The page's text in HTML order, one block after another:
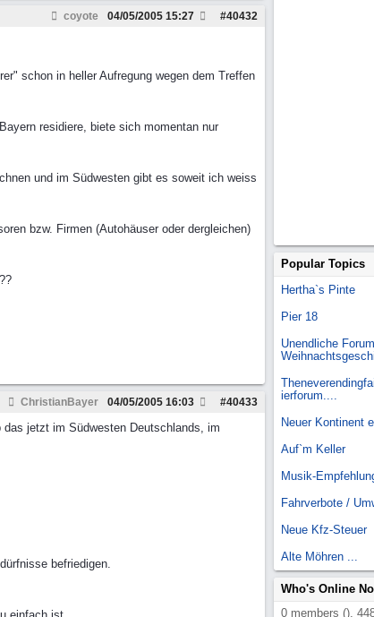
coyote #40432
04/05/2005 15:27
schon in heller Aufregung wegen dem Treffen
residiere, biete sich momentan nur
und im Südwesten gibt es soweit ich weiss
bzw. Firmen (Autohäuser oder dergleichen)
ChristianBayer #40433
04/05/2005 16:03
jetzt im Südwesten Deutschlands, im
befriedigen.
Popular Topics
Hertha`s Pinte
Pier 18
Unendliche
ierforum....
Neuer Kontinent
Auf`m Keller
Musik-
Fahrverbote /
Neue Kfz-Steuer
Alte Möhren ...
Who's Online
0 members (),